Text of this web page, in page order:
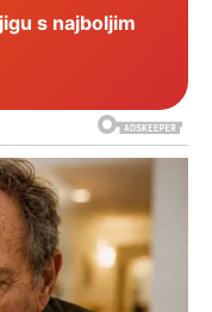
s najboljim